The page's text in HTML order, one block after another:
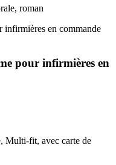
roman
pour infirmières en
Multi-fit, avec carte de